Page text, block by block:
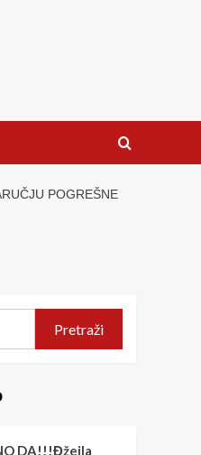
POGREŠNE
Pretraži
DA!!!Đžejla